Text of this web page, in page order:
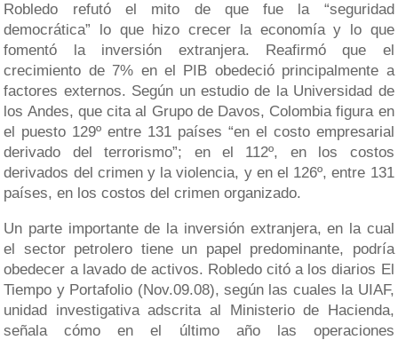
Robledo refutó el mito de que fue la “seguridad
democrática” lo que hizo crecer la economía y lo que
fomentó la inversión extranjera. Reafirmó que el
crecimiento de 7% en el PIB obedeció principalmente a
factores externos. Según un estudio de la Universidad de
los Andes, que cita al Grupo de Davos, Colombia figura en
el puesto 129º entre 131 países “en el costo empresarial
derivado del terrorismo”; en el 112º, en los costos
derivados del crimen y la violencia, y en el 126º, entre 131
países, en los costos del crimen organizado.
Un parte importante de la inversión extranjera, en la cual
el sector petrolero tiene un papel predominante, podría
obedecer a lavado de activos. Robledo citó a los diarios El
Tiempo y Portafolio (Nov.09.08), según las cuales la UIAF,
unidad investigativa adscrita al Ministerio de Hacienda,
señala cómo en el último año las operaciones